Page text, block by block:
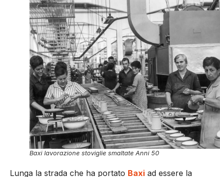
Baxi lavorazione stoviglie smaltate Anni 50
Lunga la strada che ha portato Baxi ad essere la